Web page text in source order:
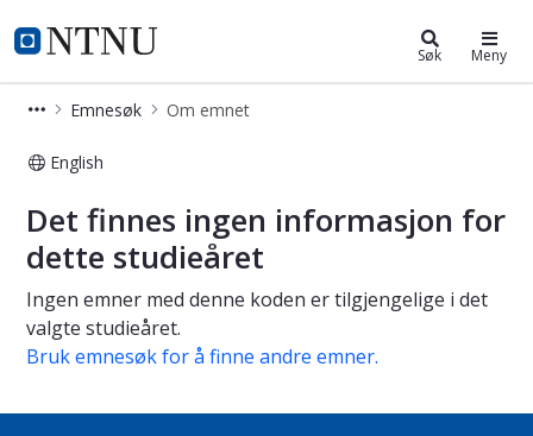
NTNU Hjemmeside
Studier Søk Meny
Emnesøk Om emnet
English
Om emnet
Det finnes ingen informasjon for
dette studieåret
Ingen emner med denne koden er tilgjengelige i det
valgte studieåret.
Bruk emnesøk for å finne andre emner.